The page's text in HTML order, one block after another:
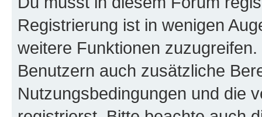
Registrierung ist in wenigen
weitere Funktionen
Benutzern auch zusätzliche
Nutzungsbedingungen und die